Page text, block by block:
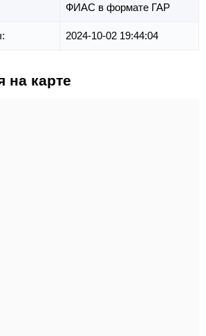
ФИАС в формате ГАР
2024-10-02 19:44:04
на карте